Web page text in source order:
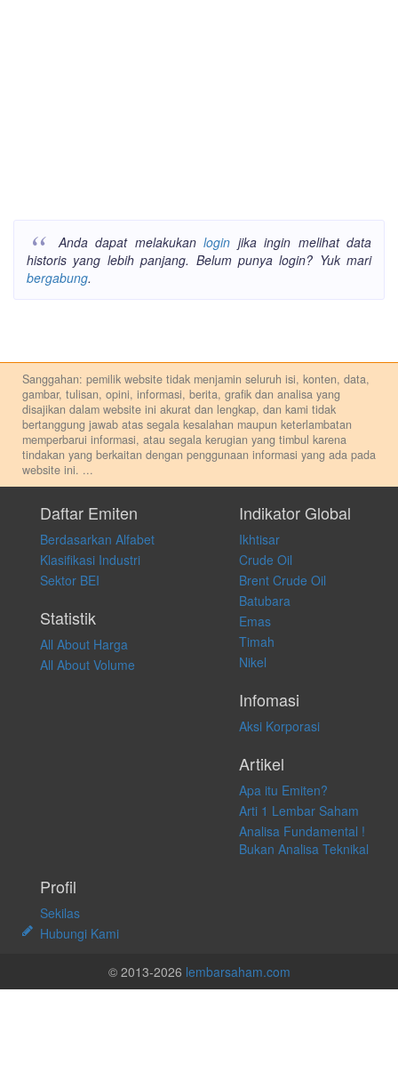
Anda dapat melakukanlogin jika ingin melihat data
historis yang lebih panjang. Belum punya login? Yuk mari
bergabung.
Sanggahan: pemilik website tidak menjamin seluruh isi, konten, data,
gambar, tulisan, opini, informasi, berita, grafik dan analisa yang
disajikan dalam website ini akurat dan lengkap, dan kami tidak
bertanggung jawab atas segala kesalahan maupun keterlambatan
memperbarui informasi, atau segala kerugian yang timbul karena
tindakan yang berkaitan dengan penggunaan informasi yang ada pada
website ini. ...
pribadi. Kami tidak memberi anjuran, saran, rekomendasi untuk
membeli, menjual atau melakukan aktivitas lain yang terkait dengan
transaksi perdagangan apapun, dan kami tidak bertanggung jawab
atas keputusan investasi yang dilakukan dalam kondisi dan situasi
apapun juga, yang diakibatkan secara langsung maupun tidak
langsung atas konten pada website ini.
Daftar Emiten
Berdasarkan Alfabet
Klasifikasi Industri
Sektor BEI
Statistik
All About Harga
All About Volume
Indikator Global
Ikhtisar
Crude Oil
Brent Crude Oil
Batubara
Emas
Timah
Nikel
Infomasi
Aksi Korporasi
Artikel
Apa itu Emiten?
Arti 1 Lembar Saham
Analisa Fundamental !
Bukan Analisa Teknikal
Profil
Sekilas
Hubungi Kami
© 2013-2026 lembarsaham.com